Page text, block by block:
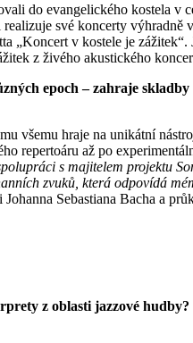
do evangelického kostela v
své koncerty výhradně
„Koncert v kostele je
z živého akustického
epoch – zahraje skladby
všemu hraje na unikátní
repertoáru až po
s majitelem projektu
zvuků, která odpovídá
Sebastiana Bacha a
z oblasti jazzové